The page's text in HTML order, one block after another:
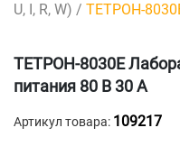
U, I, R, W) / ТЕТРОН-
ТЕТРОН-8030Е
питания 80 В 30 А
Артикул товара: 109217